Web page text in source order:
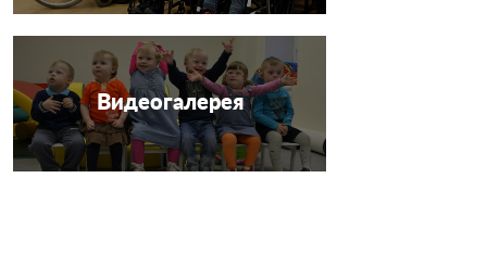
Видеогалерея